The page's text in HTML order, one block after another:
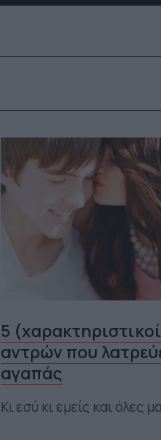
5
αντρών που
αγαπάς
Κι εσύ κι εμείς και όλες